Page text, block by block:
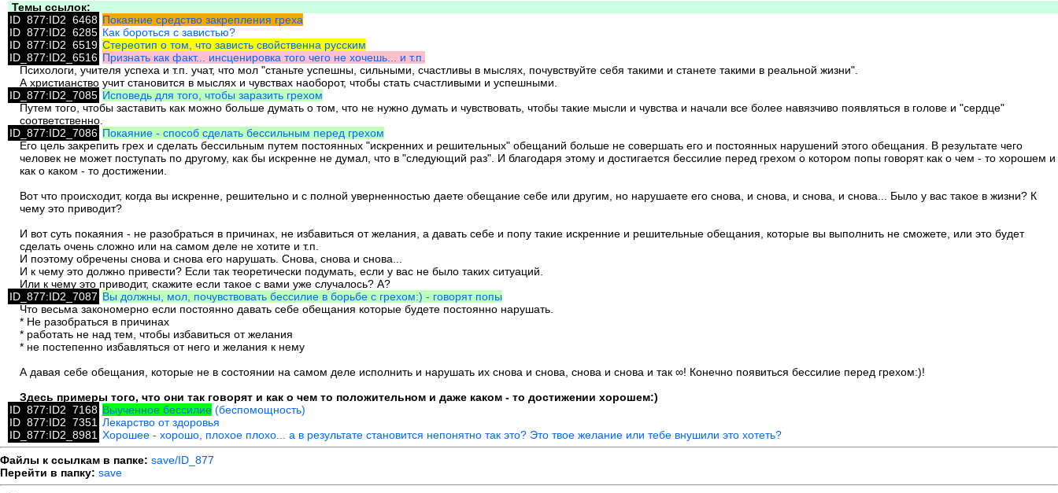
Темы ссылок:
ID_877:ID2_6468 Покаяние средство закрепления греха
ID_877:ID2_6285 Как бороться с завистью?
ID_877:ID2_6519 Стереотип о том, что зависть свойственна русским
ID_877:ID2_6516 Признать как факт... инсценировка того чего не хочешь... и т.п.
Психологи, учителя успеха и т.п. учат, что мол "станьте успешны, сильными, счастливы в мыслях, почувствуйте себя такими и станете такими в реальной жизни".
А христианство учит становится в мыслях и чувствах наоборот, чтобы стать счастливыми и успешными.
ID_877:ID2_7085 Исповедь для того, чтобы заразить грехом
Путем того, чтобы заставить как можно больше думать о том, что не нужно думать и чувствовать, чтобы такие мысли и чувства и начали все более навязчиво появляться в голове и "сердце"
соответственно.
ID_877:ID2_7086 Покаяние - способ сделать бессильным перед грехом
Его цель закрепить грех и сделать бессильным путем постоянных "искренних и решительных" обещаний больше не совершать его и постоянных нарушений этого обещания. В результате чего
человек не может поступать по другому, как бы искренне не думал, что в "следующий раз". И благодаря этому и достигается бессилие перед грехом о котором попы говорят как о чем - то хорошем и
как о каком - то достижении.
Вот что происходит, когда вы искренне, решительно и с полной уверненностью даете обещание себе или другим, но нарушаете его снова, и снова, и снова, и снова... Было у вас такое в жизни? К
чему это приводит?
И вот суть покаяния - не разобраться в причинах, не избавиться от желания, а давать себе и попу такие искренние и решительные обещания, которые вы выполнить не сможете, или это будет
сделать очень сложно или на самом деле не хотите и т.п.
И поэтому обречены снова и снова его нарушать. Снова, снова и снова...
И к чему это должно привести? Если так теоретически подумать, если у вас не было таких ситуаций.
Или к чему это приводит, скажите если такое с вами уже случалось? А?
ID_877:ID2_7087 Вы должны, мол, почувствовать бессилие в борьбе с грехом:) - говорят попы
Что весьма закономерно если постоянно давать себе обещания которые будете постоянно нарушать.
* Не разобраться в причинах
* работать не над тем, чтобы избавиться от желания
* не постепенно избавляться от него и желания к нему
А давая себе обещания, которые не в состоянии на самом деле исполнить и нарушать их снова и снова, снова и снова и так ∞! Конечно появиться бессилие перед грехом:)!
Здесь примеры того, что они так говорят и как о чем то положительном и даже каком - то достижении хорошем:)
ID_877:ID2_7168 Выученное бессилие (беспомощность)
ID_877:ID2_7351 Лекарство от здоровья
ID_877:ID2_8981 Хорошее - хорошо, плохое плохо... а в результате становится непонятно так это? Это твое желание или тебе внушили это хотеть?
Файлы к ссылкам в папке: save/ID_877
Перейти в папку: save